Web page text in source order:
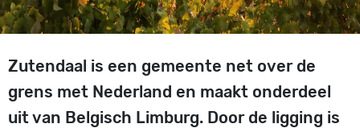
Zutendaal is een gemeente net over de
grens met Nederland en maakt onderdeel
uit van Belgisch Limburg. Door de ligging is